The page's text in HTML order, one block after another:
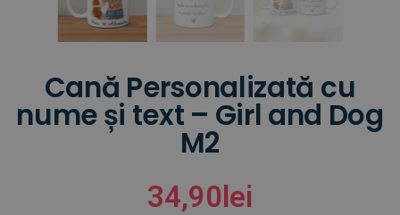
Cană Personalizată cu
nume și text – Girl and Dog
M2
34,90lei